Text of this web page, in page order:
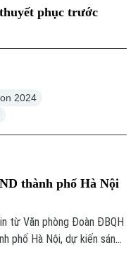
phục trước
2024
thành phố Hà Nội
từ Văn phòng Đoàn ĐBQH
phố Hà Nội, dự kiến sáng